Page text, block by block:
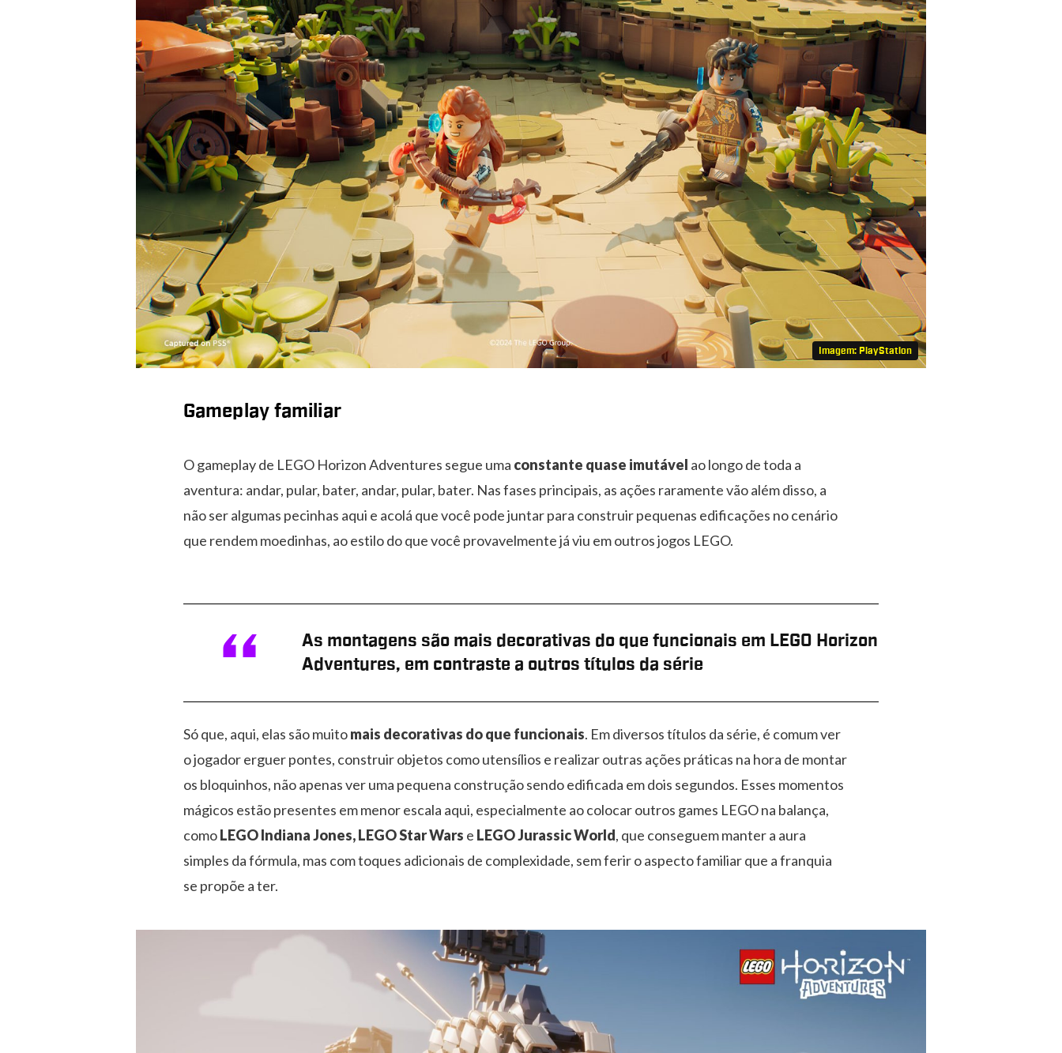
Imagem: PlayStation
Gameplay familiar
O gameplay de LEGO Horizon Adventures segue uma constante quase imutável ao longo de toda a
aventura: andar, pular, bater, andar, pular, bater. Nas fases principais, as ações raramente vão além disso, a
não ser algumas pecinhas aqui e acolá que você pode juntar para construir pequenas edificações no cenário
que rendem moedinhas, ao estilo do que você provavelmente já viu em outros jogos LEGO.
As montagens são mais decorativas do que funcionais em LEGO Horizon
Adventures, em contraste a outros títulos da série
Só que, aqui, elas são muitomais decorativas do que funcionais. Em diversos títulos da série, é comum ver
o jogador erguer pontes, construir objetos como utensílios e realizar outras ações práticas na hora de montar
os bloquinhos, não apenas ver uma pequena construção sendo edificada em dois segundos. Esses momentos
mágicos estão presentes em menor escala aqui, especialmente ao colocar outros games LEGO na balança,
comoLEGO Indiana Jones, LEGO Star Wars e LEGO Jurassic World, que conseguem manter a aura
simples da fórmula, mas com toques adicionais de complexidade, sem ferir o aspecto familiar que a franquia
se propõe a ter.